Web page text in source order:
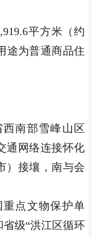
平方米（约
途为普通商品住
南部雪峰山区
通网络连接怀化
）接壤，南与会
重点文物保护单
级“洪江区循环